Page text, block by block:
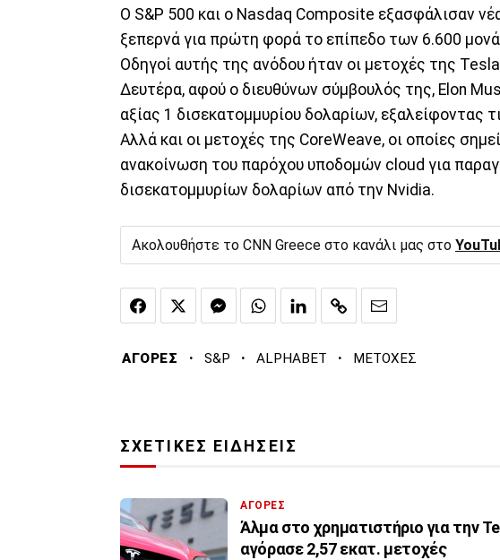
Ο S&P 500 και ο Nasdaq Composite εξασφάλισαν
ξεπερνά για πρώτη φορά το επίπεδο των 6.600
Οδηγοί αυτής της ανόδου ήταν οι μετοχές της
Δευτέρα, αφού ο διευθύνων σύμβουλός της, Elon
αξίας 1 δισεκατομμυρίου δολαρίων, εξαλείφοντας
Αλλά και οι μετοχές της CoreWeave, οι οποίες
ανακοίνωση του παρόχου υποδομών cloud για
δισεκατομμυρίων δολαρίων από την Nvidia.
Ακολουθήστε το CNN Greece στο κανάλι μας στο
ΑΓΟΡΕΣ · S&P · ALPHABET · ΜΕΤΟΧΕΣ
ΣΧΕΤΙΚΕΣ ΕΙΔΗΣΕΙΣ
ΑΓΟΡΕΣ
Άλμα στο χρηματιστήριο για
αγόρασε 2,57 εκατ. μετοχές